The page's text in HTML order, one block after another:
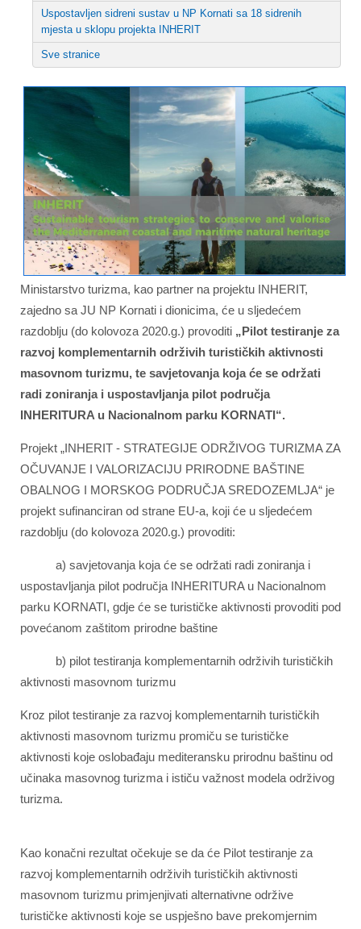
Uspostavljen sidreni sustav u NP Kornati sa 18 sidrenih
mjesta u sklopu projekta INHERIT
Sve stranice
Ministarstvo turizma, kao partner na projektu INHERIT,
zajedno sa JU NP Kornati i dionicima, će u sljedećem
razdoblju (do kolovoza 2020.g.) provoditi „Pilot testiranje za
razvoj komplementarnih održivih turističkih aktivnosti
masovnom turizmu, te savjetovanja koja će se održati
radi zoniranja i uspostavljanja pilot područja
INHERITURA u Nacionalnom parku KORNATI“.
Projekt „INHERIT - STRATEGIJE ODRŽIVOG TURIZMA ZA
OČUVANJE I VALORIZACIJU PRIRODNE BAŠTINE
OBALNOG I MORSKOG PODRUČJA SREDOZEMLJA“ je
projekt sufinanciran od strane EU-a, koji će u sljedećem
razdoblju (do kolovoza 2020.g.) provoditi:
a) savjetovanja koja će se održati radi zoniranja i
uspostavljanja pilot područja INHERITURA u Nacionalnom
parku KORNATI, gdje će se turističke aktivnosti provoditi pod
povećanom zaštitom prirodne baštine
b) pilot testiranja komplementarnih održivih turističkih
aktivnosti masovnom turizmu
Kroz pilot testiranje za razvoj komplementarnih turističkih
aktivnosti masovnom turizmu promiču se turističke
aktivnosti koje oslobađaju mediteransku prirodnu baštinu od
učinaka masovnog turizma i ističu važnost modela održivog
turizma.
Kao konačni rezultat očekuje se da će Pilot testiranje za
razvoj komplementarnih održivih turističkih aktivnosti
masovnom turizmu primjenjivati alternativne održive
turističke aktivnosti koje se uspješno bave prekomjernim